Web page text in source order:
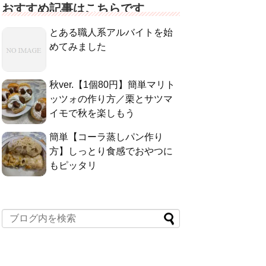
おすすめ記事はこちらです
とある職人系アルバイトを始
めてみました
秋ver.【1個80円】簡単マリト
ッツォの作り方／栗とサツマ
イモで秋を楽しもう
簡単【コーラ蒸しパン作り
方】しっとり食感でおやつに
もピッタリ